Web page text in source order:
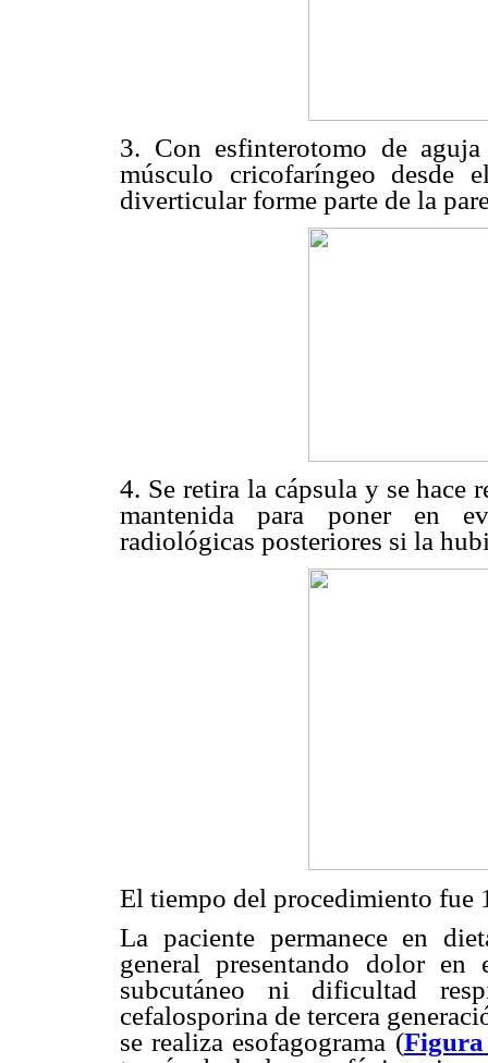
3. Con esfinterotomo de
músculo cricofaríngeo desde
diverticular forme parte de la
4. Se retira la cápsula y se
mantenida para poner en
radiológicas posteriores si la
El tiempo del procedimiento fue
La paciente permanece en
general presentando dolor
subcutáneo ni dificultad
cefalosporina de tercera
se realiza esofagograma (